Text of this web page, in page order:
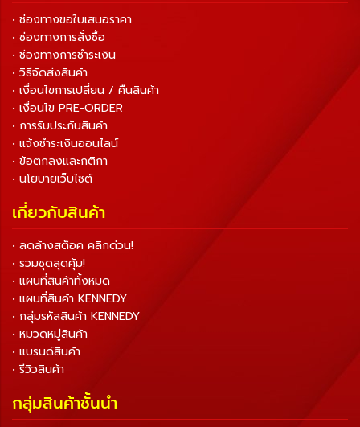
• ช่องทางขอใบเสนอราคา
• ช่องทางการสั่งซื้อ
• ช่องทางการชำระเงิน
• วิธีจัดส่งสินค้า
• เงื่อนไขการเปลี่ยน / คืนสินค้า
• เงื่อนไข PRE-ORDER
• การรับประกันสินค้า
• แจ้งชำระเงินออนไลน์
• ข้อตกลงและกติกา
• นโยบายเว็บไซต์
เกี่ยวกับสินค้า
• ลดล้างสต็อค คลิกด่วน!
• รวมชุดสุดคุ้ม!
• แผนที่สินค้าทั้งหมด
• แผนที่สินค้า KENNEDY
• กลุ่มรหัสสินค้า KENNEDY
• หมวดหมู่สินค้า
• แบรนด์สินค้า
• รีวิวสินค้า
กลุ่มสินค้าชั้นนำ